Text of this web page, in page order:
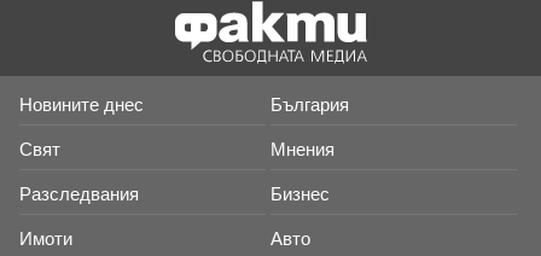
Новините днес България
Свят Мнения
Разследвания Бизнес
Имоти Авто